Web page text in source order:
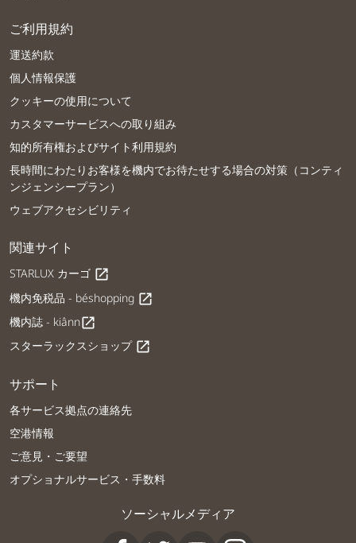
ご利用規約
運送約款
個人情報保護
クッキーの使用について
カスタマーサービスへの取り組み
知的所有権およびサイト利用規約
長時間にわたりお客様を機内でお待たせする場合の対策（コンティ
ンジェンシープラン）
ウェブアクセシビリティ
関連サイト
STARLUX カーゴ open_in_new
機内免税品 - béshopping open_in_new
機内誌 - kiânnopen_in_new
スターラックスショップ open_in_new
サポート
各サービス拠点の連絡先
空港情報
ご意見・ご要望
オプショナルサービス・手数料
ソーシャルメディア